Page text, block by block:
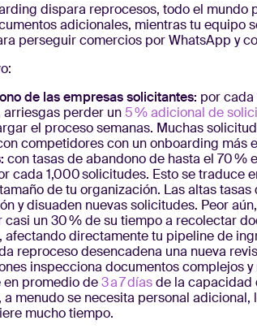
dispara reprocesos, todo el mundo
adicionales, mientras tu equipo
perseguir comercios por WhatsApp y
de las empresas solicitantes: por cada
perder un 5 % adicional de
el proceso semanas. Muchas
competidores con un onboarding más
con tasas de abandono de hasta el 70 %
cada 1,000 solicitudes. Esto se traduce
de tu organización. Las altas
y disuaden nuevas solicitudes. Peor
un 30 % de su tiempo a recolectar
afectando directamente tu pipeline de
reproceso desencadena una nueva
inspecciona documentos complejos y
en promedio de3 a 7 díasde la capacidad
menudo se necesita personal adicional,
mucho tiempo.